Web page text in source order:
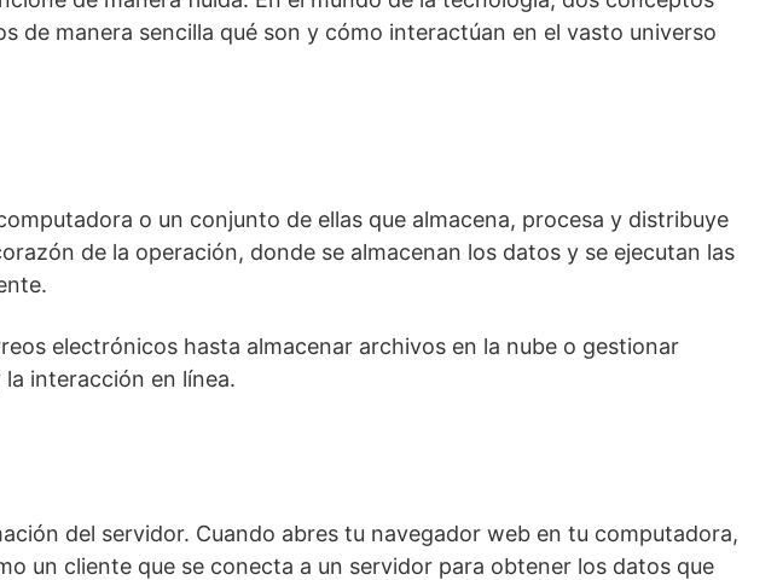
de manera sencilla qué son y cómo interactúan en el vasto universo
o un conjunto de ellas que almacena, procesa y distribuye
de la operación, donde se almacenan los datos y se ejecutan las
electrónicos hasta almacenar archivos en la nube o gestionar
interacción en línea.
del servidor. Cuando abres tu navegador web en tu computadora,
un cliente que se conecta a un servidor para obtener los datos que